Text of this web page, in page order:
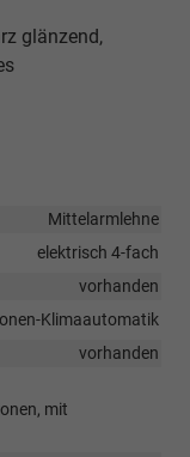
glänzend,
Mittelarmlehne
elektrisch 4-fach
vorhanden
Klimaautomatik
vorhanden
mit